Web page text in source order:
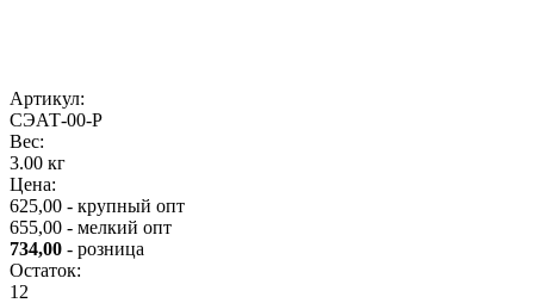
Артикул:
СЭАТ-00-Р
Вес:
3.00 кг
Цена:
625,00 - крупный опт
655,00 - мелкий опт
734,00 - розница
Остаток:
12